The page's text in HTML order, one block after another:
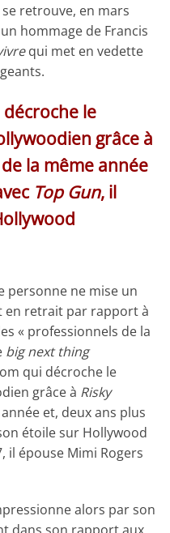
retrouve, en mars
hommage de Francis
qui met en vedette
décroche le
grâce à
la même année
Top Gun, il
personne ne mise un
en retrait par rapport à
« professionnels de la
big next thing
qui décroche le
grâce à Risky
et, deux ans plus
étoile sur Hollywood
il épouse Mimi Rogers
alors par son